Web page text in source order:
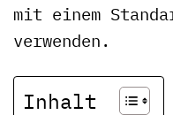
mit einem
verwenden.
Inhalt